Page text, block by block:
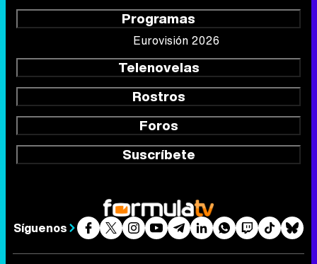
Programas
Eurovisión 2026
Telenovelas
Rostros
Foros
Suscríbete
Síguenos